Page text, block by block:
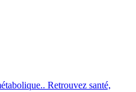
Retrouvez santé,